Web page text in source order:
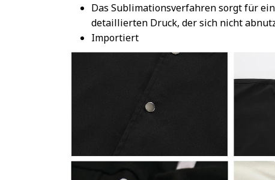
Das Sublimationsverfahren sorgt für
detaillierten Druck, der sich nicht
Importiert